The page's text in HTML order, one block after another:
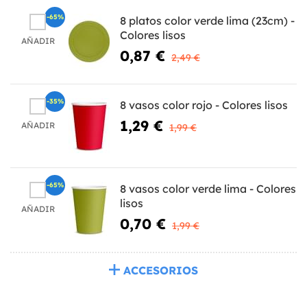
AÑADIR
8 platos color verde lima (23cm) -
Colores lisos
0,87 € 2,49 €
-65%
AÑADIR
8 vasos color rojo - Colores lisos
1,29 € 1,99 €
-35%
AÑADIR
8 vasos color verde lima - Colores
lisos
0,70 € 1,99 €
-65%
ACCESORIOS